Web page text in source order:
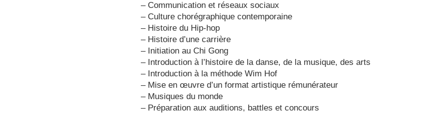
– Communication et réseaux sociaux
– Culture chorégraphique contemporaine
– Histoire du Hip-hop
– Histoire d’une carrière
– Initiation au Chi Gong
– Introduction à l’histoire de la danse, de la musique, des arts
– Introduction à la méthode Wim Hof
– Mise en œuvre d’un format artistique rémunérateur
– Musiques du monde
– Préparation aux auditions, battles et concours